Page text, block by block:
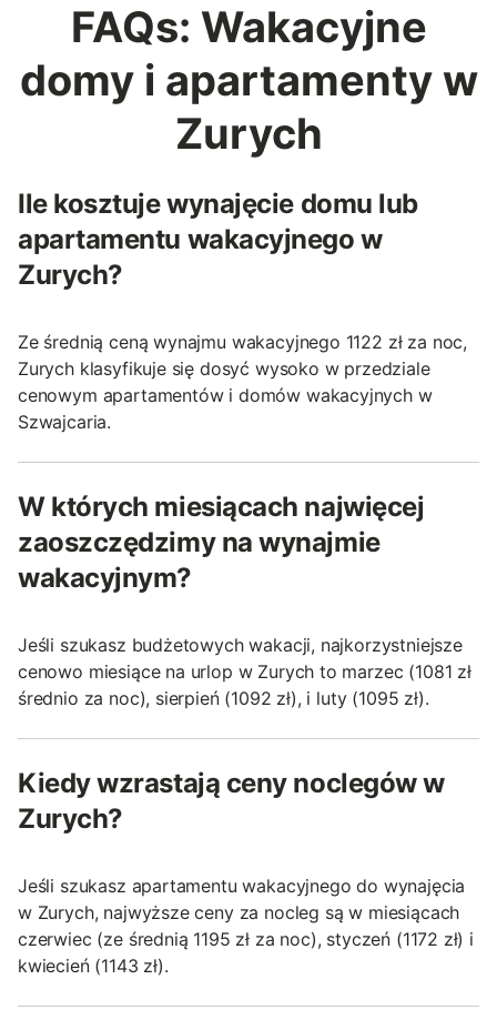
FAQs: Wakacyjne
domy i apartamenty w
Zurych
Ile kosztuje wynajęcie domu lub
apartamentu wakacyjnego w
Zurych?
Ze średnią ceną wynajmu wakacyjnego 1122 zł za noc,
Zurych klasyfikuje się dosyć wysoko w przedziale
cenowym apartamentów i domów wakacyjnych w
Szwajcaria.
W których miesiącach najwięcej
zaoszczędzimy na wynajmie
wakacyjnym?
Jeśli szukasz budżetowych wakacji, najkorzystniejsze
cenowo miesiące na urlop w Zurych to marzec (1081 zł
średnio za noc), sierpień (1092 zł), i luty (1095 zł).
Kiedy wzrastają ceny noclegów w
Zurych?
Jeśli szukasz apartamentu wakacyjnego do wynajęcia
w Zurych, najwyższe ceny za nocleg są w miesiącach
czerwiec (ze średnią 1195 zł za noc), styczeń (1172 zł) i
kwiecień (1143 zł).